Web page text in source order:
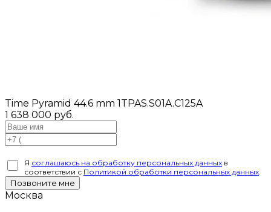
Time Pyramid 44.6 mm 1TPAS.S01A.C125A
1 638 000 руб.
Я соглашаюсь на обработку персональных данных в
соответствии с Политикой обработки персональных данных
Позвоните мне
Москва